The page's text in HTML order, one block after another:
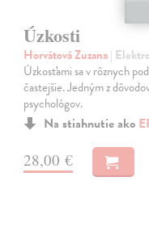
Úzkosti
Horvátová Zuzana|
Úzkosťami sa v rôznych
častejšie. Jedným z
psychológov.
Na stiahnutie ako
28,00 €